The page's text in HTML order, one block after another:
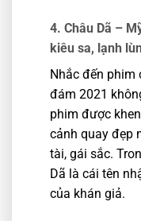
4. Châu Dã –
kiêu sa, lạnh
Nhắc đến phim
đám 2021
phim được
cảnh quay đẹp
tài, gái sắc.
Dã là cái tên
của khán giả.